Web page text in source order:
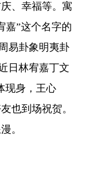
、幸福等。寓
嘉”这个名字的
易卦象明夷卦
日林宥嘉丁文
现身，王心
也到场祝贺。
。